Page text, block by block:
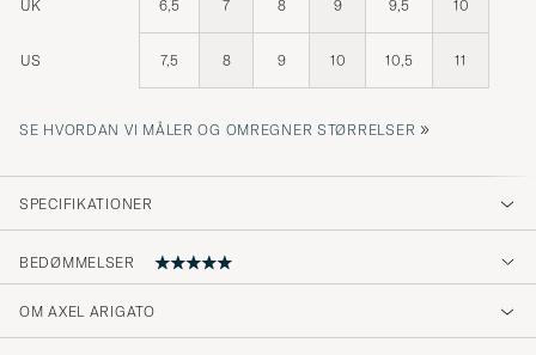
UK 6,5 7 8 9 9,5 10
US 7,5 8 9 10 10,5 11
SE HVORDAN VI MÅLER OG OMREGNER STØRRELSER »
SPECIFIKATIONER
BEDØMMELSER
Myke og gode
OM AXEL ARIGATO